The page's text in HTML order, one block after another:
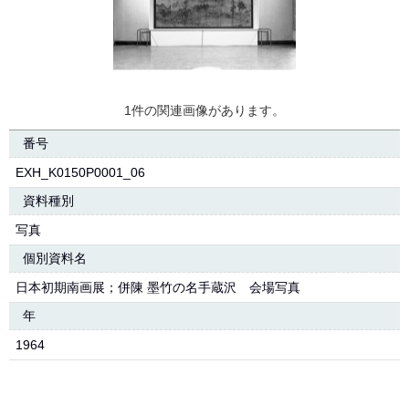
1件の関連画像があります。
番号
EXH_K0150P0001_06
資料種別
写真
個別資料名
日本初期南画展；併陳 墨竹の名手蔵沢 会場写真
年
1964